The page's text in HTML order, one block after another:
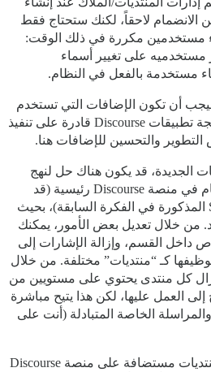
الانضمام لاحقاً، لكنك ستحتاج فقط
مستخدمين مكررة في ذلك الوقت:
على تغيير أسماء
مستخدمة بالفعل في النظام.
فيجب أن تكون الإضافات التي تستخدم
Matterbridge و/أو واجهة برمجة تطبيقات Discourse قادرة على تنفيذ
والتحسين للإضافات هنا.
الجديدة، قد يكون هناك حل لنهج
“متعدد المواقع”: إنشاء أقسام في منصة Discourse رئيسية (قد
تكون نفس منصة مزود SSO المذكورة في الفكرة السابقة)، بحيث
من خلال تعديل بعض الأمور، يمكنك
داخل القسم، وإزالة الإشارات إلى
كـ “منتديات” مختلفة. من خلال
يزال كل منتدى يحتوي على مستويين من
إلى العمل عليها، لكن هذا يتيح مباشرة
الخاصة المتبادلة (أنت على
يمكنك دمج النهجين: وجود منتديات مستضافة على منصة Discourse